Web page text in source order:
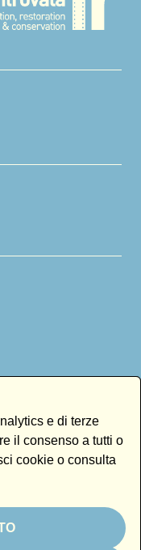
e di terze
il consenso a tutti o
cookie o consulta